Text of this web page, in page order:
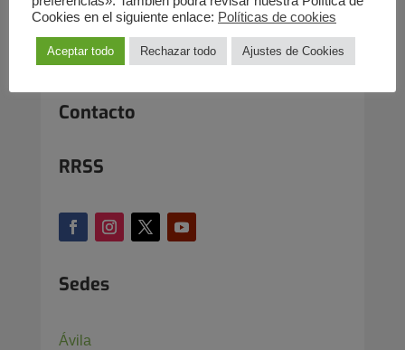
cooperación al desarrollo
Cooperación Internacional
Contacto
RRSS
Sedes
Ávila
Cookies en el siguiente enlace: Políticas de cookies
Aceptar todo Rechazar todo Ajustes de Cookies